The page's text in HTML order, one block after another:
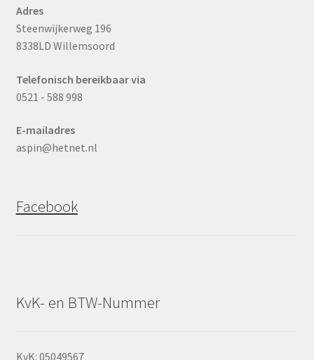
Adres
Steenwijkerweg 196
8338LD Willemsoord
Telefonisch bereikbaar via
0521 - 588 998
E-mailadres
aspin@hetnet.nl
Facebook
KvK- en BTW-Nummer
KvK: 05049567